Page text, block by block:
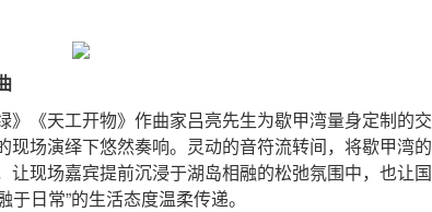
天工开物》作曲家吕亮先生为歇甲湾量身定制的交
现场演绎下悠然奏响。灵动的音符流转间，将歇甲湾的
让现场嘉宾提前沉浸于湖岛相融的松弛氛围中，也让国
日常”的生活态度温柔传递。